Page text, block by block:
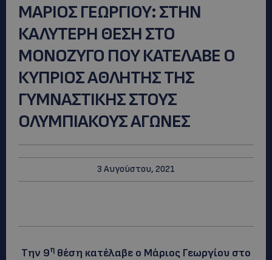
ΜΑΡΙΟΣ ΓΕΩΡΓΙΟΥ: ΣΤΗΝ
ΚΑΛΥΤΕΡΗ ΘΕΣΗ ΣΤΟ
ΜΟΝΟΖΥΓΟ ΠΟΥ ΚΑΤΕΛΑΒΕ Ο
ΚΥΠΡΙΟΣ ΑΘΛΗΤΗΣ ΤΗΣ
ΓΥΜΝΑΣΤΙΚΗΣ ΣΤΟΥΣ
ΟΛΥΜΠΙΑΚΟΥΣ ΑΓΩΝΕΣ
3 Αυγούστου, 2021
Την 9η θέση κατέλαβε ο Μάριος Γεωργίου στο